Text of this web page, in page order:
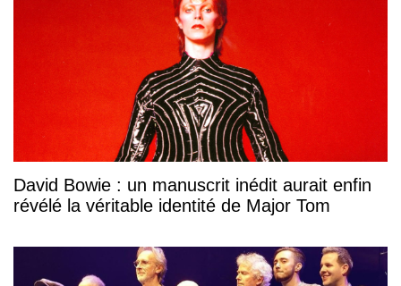
David Bowie : un manuscrit inédit aurait enfin
révélé la véritable identité de Major Tom